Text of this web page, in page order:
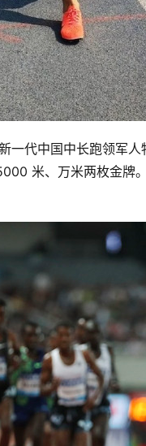
一代中国中长跑领军人
米、万米两枚金牌